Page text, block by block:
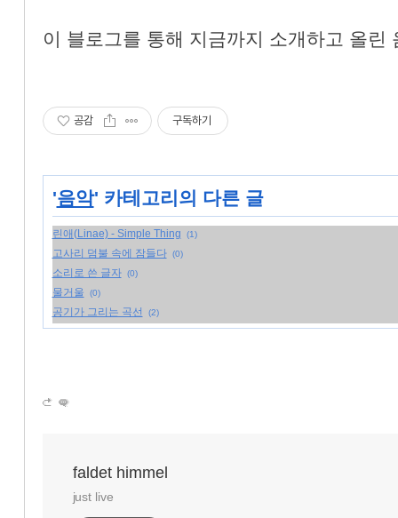
이 블로그를 통해 지금까지 소개하고 올린
공감 구독하기
'음악' 카테고리의 다른 글
린애(Linae) - Simple Thing (1)
고사리 덤불 속에 잠들다 (0)
소리로 쓴 글자 (0)
물거울 (0)
공기가 그리는 곡선 (2)
faldet himmel
just live